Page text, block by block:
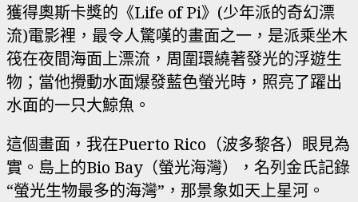
獲得奧斯卡獎的《Life of Pi》(少年派的奇幻漂
流)電影裡，最令人驚嘆的畫面之一，是派乘坐木
筏在夜間海面上漂流，周圍環繞著發光的浮遊生
物；當他攪動水面爆發藍色螢光時，照亮了躍出
水面的一只大鯨魚。
這個畫面，我在Puerto Rico（波多黎各）眼見為
實。島上的Bio Bay（螢光海灣），名列金氏記錄
“螢光生物最多的海灣”，那景象如天上星河。